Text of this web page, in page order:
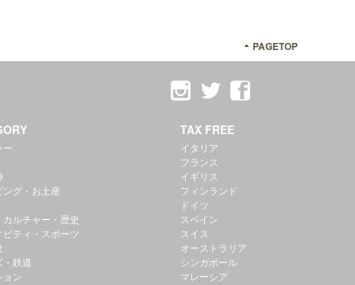
PAGETOP
ー
ング・お土産
カルチャー・歴史
ビティ・スポーツ
・鉄道
ョン
TAX FREE
イタリア
フランス
イギリス
フィンランド
ドイツ
スペイン
スイス
オーストラリア
シンガポール
マレーシア